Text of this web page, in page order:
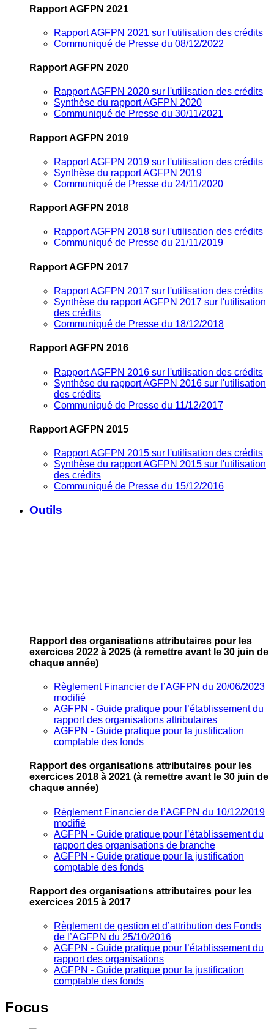
Rapport AGFPN 2021
Rapport AGFPN 2021 sur l'utilisation des crédits
Communiqué de Presse du 08/12/2022
Rapport AGFPN 2020
Rapport AGFPN 2020 sur l'utilisation des crédits
Synthèse du rapport AGFPN 2020
Communiqué de Presse du 30/11/2021
Rapport AGFPN 2019
Rapport AGFPN 2019 sur l'utilisation des crédits
Synthèse du rapport AGFPN 2019
Communiqué de Presse du 24/11/2020
Rapport AGFPN 2018
Rapport AGFPN 2018 sur l'utilisation des crédits
Communiqué de Presse du 21/11/2019
Rapport AGFPN 2017
Rapport AGFPN 2017 sur l'utilisation des crédits
Synthèse du rapport AGFPN 2017 sur l'utilisation
des crédits
Communiqué de Presse du 18/12/2018
Rapport AGFPN 2016
Rapport AGFPN 2016 sur l'utilisation des crédits
Synthèse du rapport AGFPN 2016 sur l'utilisation
des crédits
Communiqué de Presse du 11/12/2017
Rapport AGFPN 2015
Rapport AGFPN 2015 sur l'utilisation des crédits
Synthèse du rapport AGFPN 2015 sur l'utilisation
des crédits
Communiqué de Presse du 15/12/2016
Outils
Rapport des organisations attributaires pour les
exercices 2022 à 2025 (à remettre avant le 30 juin de
chaque année)
Règlement Financier de l’AGFPN du 20/06/2023
modifié
AGFPN ‐ Guide pratique pour l’établissement du
rapport des organisations attributaires
AGFPN ‐ Guide pratique pour la justification
comptable des fonds
Rapport des organisations attributaires pour les
exercices 2018 à 2021 (à remettre avant le 30 juin de
chaque année)
Règlement Financier de l’AGFPN du 10/12/2019
modifié
AGFPN ‐ Guide pratique pour l’établissement du
rapport des organisations de branche
AGFPN ‐ Guide pratique pour la justification
comptable des fonds
Rapport des organisations attributaires pour les
exercices 2015 à 2017
Règlement de gestion et d’attribution des Fonds
de l’AGFPN du 25/10/2016
AGFPN ‐ Guide pratique pour l’établissement du
rapport des organisations
AGFPN ‐ Guide pratique pour la justification
comptable des fonds
Focus